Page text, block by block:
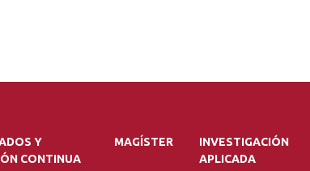
Y
CONTINUA
MAGÍSTER
INVESTIGACIÓN
APLICADA